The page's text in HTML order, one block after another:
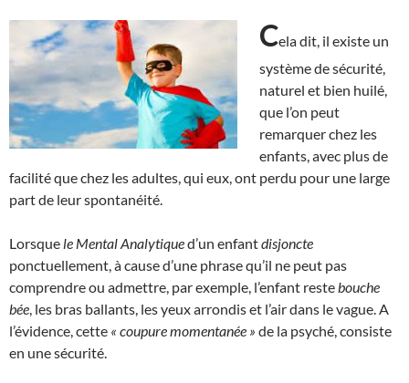
Cela dit, il existe un
système de sécurité,
naturel et bien huilé,
que l’on peut
remarquer chez les
enfants, avec plus de
facilité que chez les adultes, qui eux, ont perdu pour une large
part de leur spontanéité.
Lorsque le Mental Analytiqued’un enfantdisjoncte
ponctuellement, à cause d’une phrase qu’il ne peut pas
comprendre ou admettre, par exemple, l’enfant reste bouche
bée , les bras ballants, les yeux arrondis et l’air dans le vague. A
l’évidence, cette « coupure momentanée » de la psyché, consiste
en une sécurité.